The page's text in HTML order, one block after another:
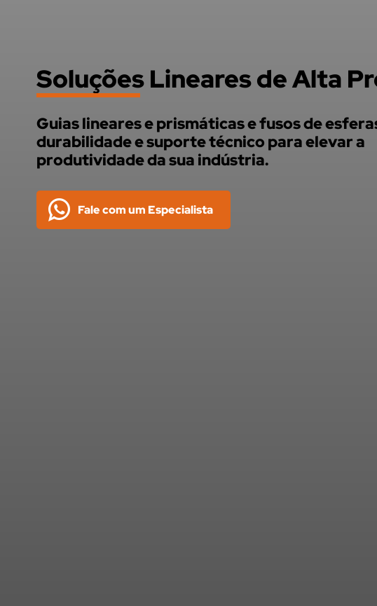
Soluções Lineares de Alta
Guias lineares e prismáticas e fusos de
durabilidade e suporte técnico para elevar a
produtividade da sua indústria.
Fale com um Especialista